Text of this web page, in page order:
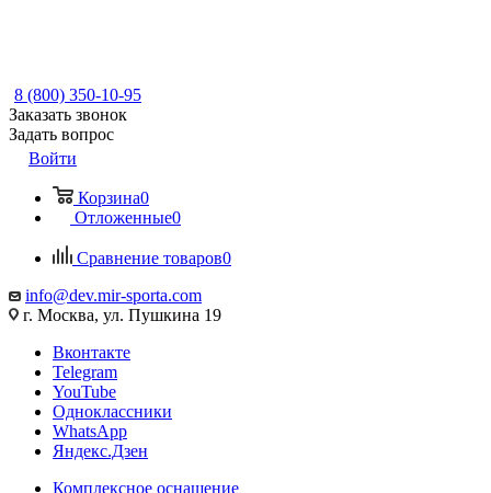
8 (800) 350-10-95
Заказать звонок
Задать вопрос
Войти
Корзина0
Отложенные0
Сравнение товаров0
info@dev.mir-sporta.com
г. Москва, ул. Пушкина 19
Вконтакте
Telegram
YouTube
Одноклассники
WhatsApp
Яндекс.Дзен
Комплексное оснащение